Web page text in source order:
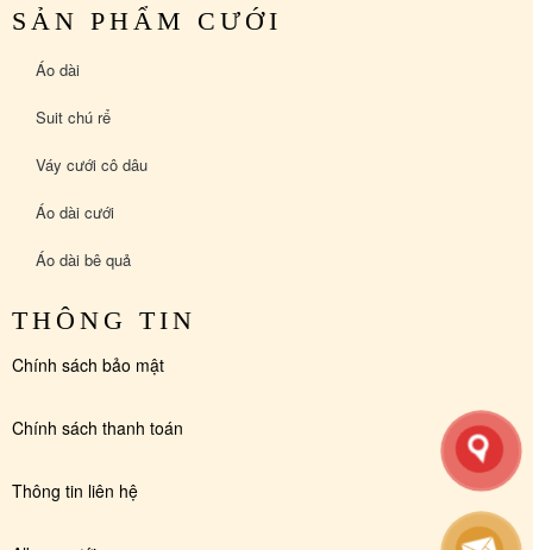
SẢN PHẨM CƯỚI
Áo dài
Suit chú rể
Váy cưới cô dâu
Áo dài cưới
Áo dài bê quả
THÔNG TIN
Chính sách bảo mật
Chính sách thanh toán
Thông tin liên hệ